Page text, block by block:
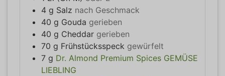
4 g Salz nach Geschmack
40 g Gouda gerieben
40 g Cheddar gerieben
70 g Frühstücksspeck gewürfelt
7 g Dr. Almond Premium Spices GEMÜSE
LIEBLING